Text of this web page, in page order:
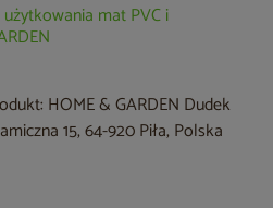
mat PVC i
HOME & GARDEN Dudek
15, 64-920 Piła, Polska